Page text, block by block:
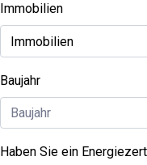
Immobilien
Baujahr
Haben Sie ein